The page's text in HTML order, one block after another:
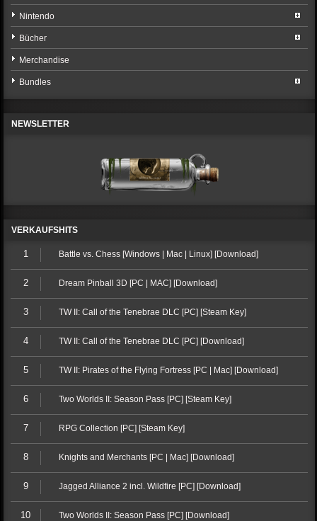
Nintendo
Bücher
Merchandise
Bundles
NEWSLETTER
VERKAUFSHITS
1 Battle vs. Chess [Windows | Mac | Linux] [Download]
2 Dream Pinball 3D [PC | MAC] [Download]
3 TW II: Call of the Tenebrae DLC [PC] [Steam Key]
4 TW II: Call of the Tenebrae DLC [PC] [Download]
5 TW II: Pirates of the Flying Fortress [PC | Mac] [Download]
6 Two Worlds II: Season Pass [PC] [Steam Key]
7 RPG Collection [PC] [Steam Key]
8 Knights and Merchants [PC | Mac] [Download]
9 Jagged Alliance 2 incl. Wildfire [PC] [Download]
10 Two Worlds II: Season Pass [PC] [Download]